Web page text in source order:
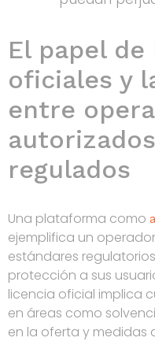
El papel
oficiales y
entre
regulados
Una plataforma como
ejemplifica un
estándares
protección a sus
licencia oficial implica
en áreas como
en la oferta y medidas